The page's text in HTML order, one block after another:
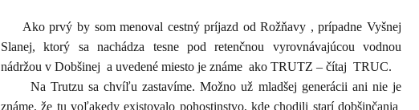
Ako prvý by som menoval cestný príjazd od Rožňavy , prípadne Vyšnej
Slanej, ktorý sa nachádza tesne pod retenčnou vyrovnávajúcou vodnou
nádržou v Dobšinej a uvedené miesto je známe ako TRUTZ – čítaj TRUC.
Na Trutzu sa chvíľu zastavíme. Možno už mladšej generácii ani nie je
známe, že tu voľakedy existovalo pohostinstvo, kde chodili starí dobšinčania